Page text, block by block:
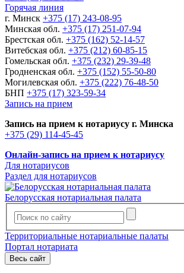
Горячая линия
г. Минск +375 (17) 243-08-95
Минская обл. +375 (17) 251-07-94
Брестская обл. +375 (162) 52-14-57
Витебская обл. +375 (212) 60-85-15
Гомельская обл. +375 (232) 29-39-48
Гродненская обл. +375 (152) 55-50-80
Могилевская обл. +375 (222) 76-48-50
БНП +375 (17) 323-59-34
Запись на прием
Запись на прием к нотариусу г. Минска
+375 (29) 114-45-45
Онлайн-запись на прием к нотариусу
Для нотариусов
Раздел для нотариусов
Белорусская нотариальная палата
Территориальные нотариальные палаты
Портал нотариата
Весь сайт